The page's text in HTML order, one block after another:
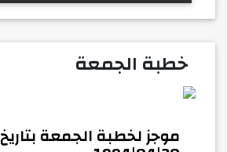
خطبة الجمعة
موجز لخطبة الجمعة بتاريخ